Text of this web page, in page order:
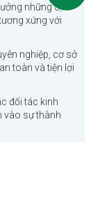
những dịch
xứng với
nghiệp, cơ sở
toàn và tiện lợi
đối tác kinh
vào sự thành